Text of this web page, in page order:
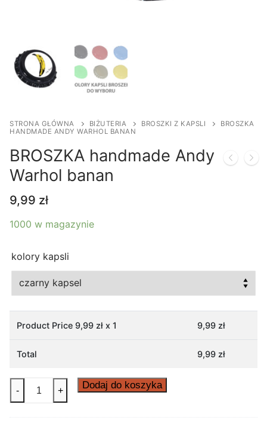
STRONA GŁÓWNA BIŻUTERIA BROSZKI Z KAPSLI
BROSZKA
HANDMADE ANDY WARHOL BANAN
BROSZKA handmade Andy
Warhol banan
9,99 zł
1000 w magazynie
kolory kapsli
Product Price 9,99 zł x 1 9,99 zł
Total 9,99 zł
BROSZKA
- + Dodaj do koszyka